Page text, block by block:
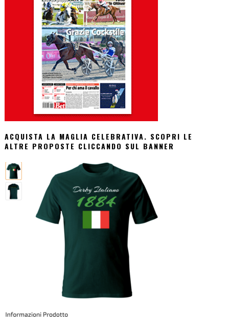
ACQUISTA LA MAGLIA CELEBRATIVA. SCOPRI LE
ALTRE PROPOSTE CLICCANDO SUL BANNER